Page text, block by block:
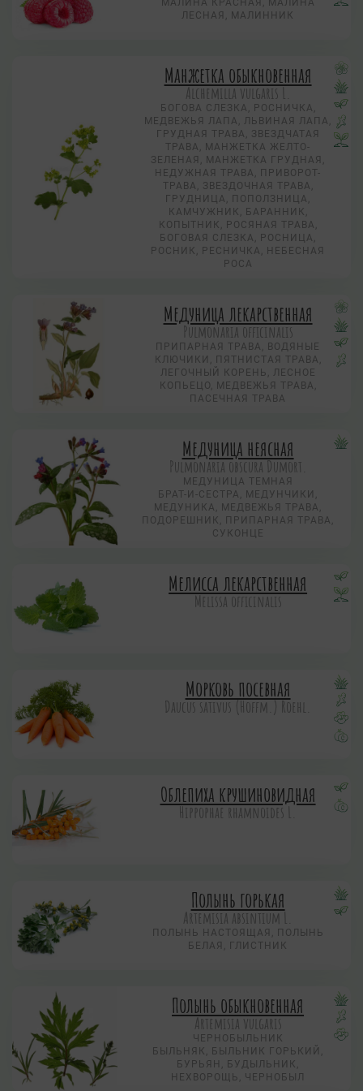
МАЛИНА КРАСНАЯ, МАЛИНА
ЛЕСНАЯ, МАЛИННИК
Манжетка обыкновенная
Alchemilla vulgaris L.
БОГОВА СЛЕЗКА, РОСНИЧКА,
МЕДВЕЖЬЯ ЛАПА, ЛЬВИНАЯ ЛАПА,
ГРУДНАЯ ТРАВА, ЗВЕЗДЧАТАЯ
ТРАВА, МАНЖЕТКА ЖЕЛТО-
ЗЕЛЕНАЯ, МАНЖЕТКА ГРУДНАЯ,
НЕДУЖНАЯ ТРАВА, ПРИВОРОТ-
ТРАВА, ЗВЕЗДОЧНАЯ ТРАВА,
ГРУДНИЦА, ПОПОЛЗНИЦА,
КАМЧУЖНИК, БАРАННИК,
КОПЫТНИК, РОСЯНАЯ ТРАВА,
БОГОВАЯ СЛЕЗКА, РОСНИЦА,
РОСНИК, РЕСНИЧКА, НЕБЕСНАЯ
РОСА
Медуница лекарственная
Pulmonaria officinalis
ПРИПАРНАЯ ТРАВА, ВОДЯНЫЕ
КЛЮЧИКИ, ПЯТНИСТАЯ ТРАВА,
ЛЕГОЧНЫЙ КОРЕНЬ, ЛЕСНОЕ
КОПЬЕЦО, МЕДВЕЖЬЯ ТРАВА,
ПАСЕЧНАЯ ТРАВА
Медуница неясная
Pulmonaria obscura Dumort.
МЕДУНИЦА ТЕМНАЯ
БРАТ-И-СЕСТРА, МЕДУНЧИКИ,
МЕДУНИКА, МЕДВЕЖЬЯ ТРАВА,
ПОДОРЕШНИК, ПРИПАРНАЯ ТРАВА,
СУКОНЦЕ
Мелисса лекарственная
Melissa officinalis
Морковь посевная
Daucus sativus (Hoffm.) Roehl.
Облепиха крушиновидная
Hippophae rhamnoides L.
Полынь горькая
Artemisia absintium L.
ПОЛЫНЬ НАСТОЯЩАЯ, ПОЛЫНЬ
БЕЛАЯ, ГЛИСТНИК
Полынь обыкновенная
Artemisia vulgaris
ЧЕРНОБЫЛЬНИК
БЫЛЬНЯК, БЫЛЬНИК ГОРЬКИЙ,
БУРЬЯН, БУДЫЛЬНИК,
НЕХВОРОЩЬ, ЧЕРНОБЫЛ